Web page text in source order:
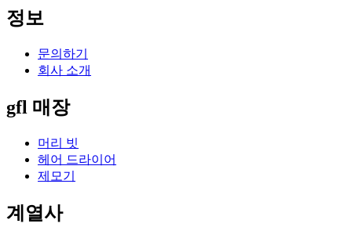
정보
문의하기
회사 소개
gfl 매장
머리 빗
헤어 드라이어
제모기
계열사